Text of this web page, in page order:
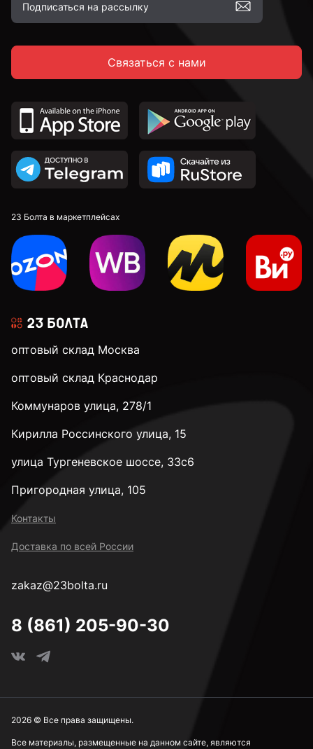
Связаться с нами
23 Болта в маркетплейсах
оптовый склад Москва
оптовый склад Краснодар
Коммунаров улица, 278/1
Кирилла Россинского улица, 15
улица Тургеневское шоссе, 33с6
Пригородная улица, 105
Контакты
Доставка по всей России
zakaz@23bolta.ru
8 (861) 205-90-30
Все материалы, размещенные на данном сайте, являются
2026 © Все права защищены.